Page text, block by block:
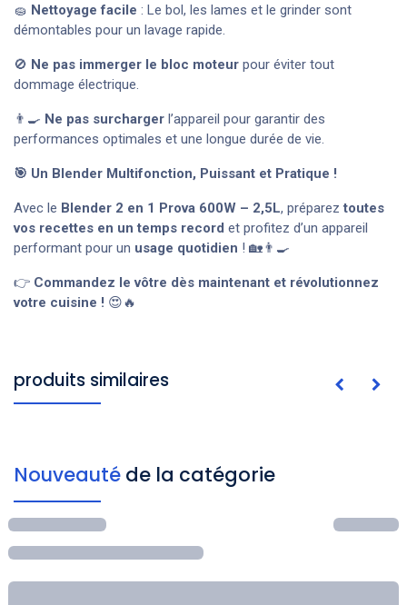
🧽 Nettoyage facile : Le bol, les lames et le grinder sont
démontables pour un lavage rapide.
🚫 Ne pas immerger le bloc moteur pour éviter tout
dommage électrique.
👨‍🍳 Ne pas surcharger l’appareil pour garantir des
performances optimales et une longue durée de vie.
🎯 Un Blender Multifonction, Puissant et Pratique !
Avec le Blender 2 en 1 Prova 600W – 2,5L, prépareztoutes
vos recettes en un temps record et profitez d’un appareil
performant pour un usage quotidien ! 🏡👨‍🍳
👉 Commandez le vôtre dès maintenant et révolutionnez
votre cuisine ! 😍🔥
produits similaires
Nouveauté de la catégorie